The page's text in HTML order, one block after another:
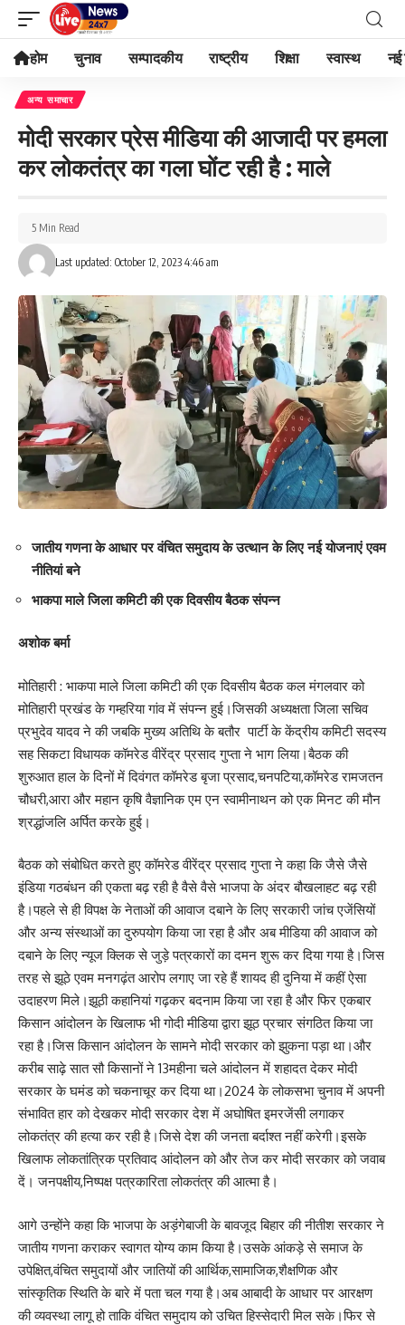
होम चुनाव सम्पादकीय राष्ट्रीय शिक्षा स्वास्थ नई
अन्य समाचार
मोदी सरकार प्रेस मीडिया की आजादी पर हमला
कर लोकतंत्र का गला घोंट रही है : माले
Last updated: October 12, 2023 4:46 am
5 Min Read
जातीय गणना के आधार पर वंचित समुदाय के उत्थान के लिए नई योजनाएं एवम
नीतियां बने
भाकपा माले जिला कमिटी की एक दिवसीय बैठक संपन्न
अशोक बर्मा
मोतिहारी : भाकपा माले जिला कमिटी की एक दिवसीय बैठक कल मंगलवार को
मोतिहारी प्रखंड के गम्हरिया गांव में संपन्न हुई।जिसकी अध्यक्षता जिला सचिव
प्रभुदेव यादव ने की जबकि मुख्य अतिथि के बतौर पार्टी के केंद्रीय कमिटी सदस्य
सह सिकटा विधायक कॉमरेड वीरेंद्र प्रसाद गुप्ता ने भाग लिया।बैठक की
शुरुआत हाल के दिनों में दिवंगत कॉमरेड बृजा प्रसाद,चनपटिया,कॉमरेड रामजतन
चौधरी,आरा और महान कृषि वैज्ञानिक एम एन स्वामीनाथन को एक मिनट की मौन
श्रद्धांजलि अर्पित करके हुई।
बैठक को संबोधित करते हुए कॉमरेड वीरेंद्र प्रसाद गुप्ता ने कहा कि जैसे जैसे
इंडिया गठबंधन की एकता बढ़ रही है वैसे वैसे भाजपा के अंदर बौखलाहट बढ़ रही
है।पहले से ही विपक्ष के नेताओं की आवाज दबाने के लिए सरकारी जांच एजेंसियों
और अन्य संस्थाओं का दुरुपयोग किया जा रहा है और अब मीडिया की आवाज को
दबाने के लिए न्यूज क्लिक से जुड़े पत्रकारों का दमन शुरू कर दिया गया है।जिस
तरह से झूठे एवम मनगढ़ंत आरोप लगाए जा रहे हैं शायद ही दुनिया में कहीं ऐसा
उदाहरण मिले।झूठी कहानियां गढ़कर बदनाम किया जा रहा है और फिर एकबार
किसान आंदोलन के खिलाफ भी गोदी मीडिया द्वारा झूठ प्रचार संगठित किया जा
रहा है।जिस किसान आंदोलन के सामने मोदी सरकार को झुकना पड़ा था।और
करीब साढ़े सात सौ किसानों ने 13महीना चले आंदोलन में शहादत देकर मोदी
सरकार के घमंड को चकनाचूर कर दिया था।2024 के लोकसभा चुनाव में अपनी
संभावित हार को देखकर मोदी सरकार देश में अघोषित इमरजेंसी लगाकर
लोकतंत्र की हत्या कर रही है।जिसे देश की जनता बर्दाश्त नहीं करेगी।इसके
खिलाफ लोकतांत्रिक प्रतिवाद आंदोलन को और तेज कर मोदी सरकार को जवाब
दें। जनपक्षीय,निष्पक्ष पत्रकारिता लोकतंत्र की आत्मा है।
आगे उन्होंने कहा कि भाजपा के अड़ंगेबाजी के बावजूद बिहार की नीतीश सरकार ने
जातीय गणना कराकर स्वागत योग्य काम किया है।उसके आंकड़े से समाज के
उपेक्षित,वंचित समुदायों और जातियों की आर्थिक,सामाजिक,शैक्षणिक और
सांस्कृतिक स्थिति के बारे में पता चल गया है।अब आबादी के आधार पर आरक्षण
की व्यवस्था लागू हो ताकि वंचित समुदाय को उचित हिस्सेदारी मिल सके।फिर से